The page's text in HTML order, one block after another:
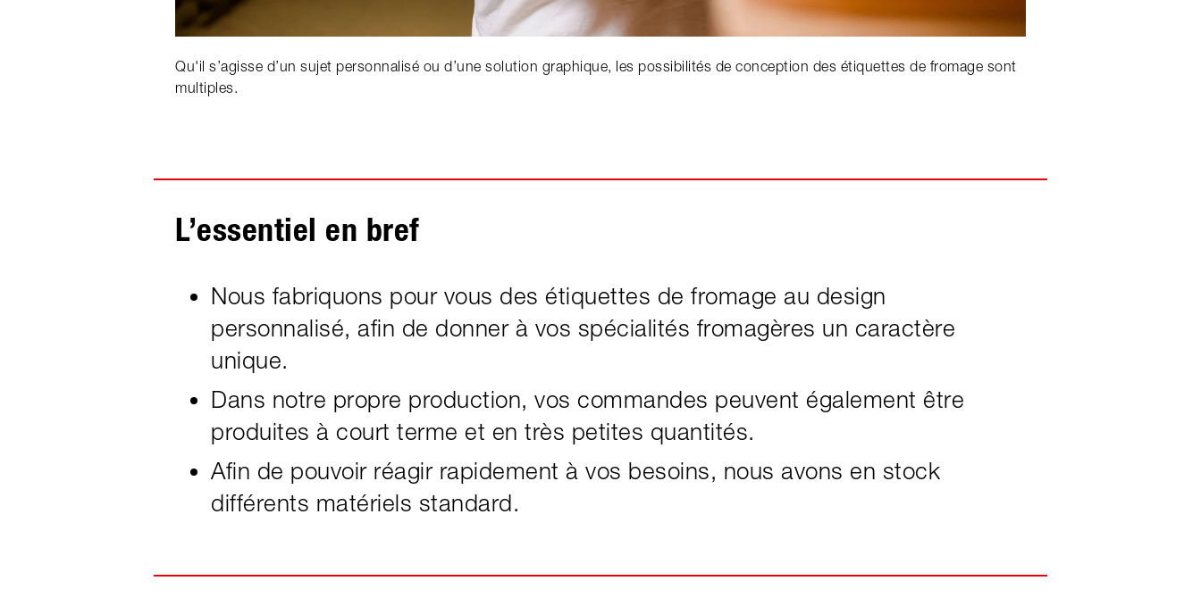
Qu'il s’agisse d’un sujet personnalisé ou d’une solution graphique, les possibilités de conception des étiquettes de fromage sont
multiples.
L’essentiel en bref
Nous fabriquons pour vous des étiquettes de fromage au design
personnalisé, afin de donner à vos spécialités fromagères un caractère
unique.
Dans notre propre production, vos commandes peuvent également être
produites à court terme et en très petites quantités.
Afin de pouvoir réagir rapidement à vos besoins, nous avons en stock
différents matériels standard.